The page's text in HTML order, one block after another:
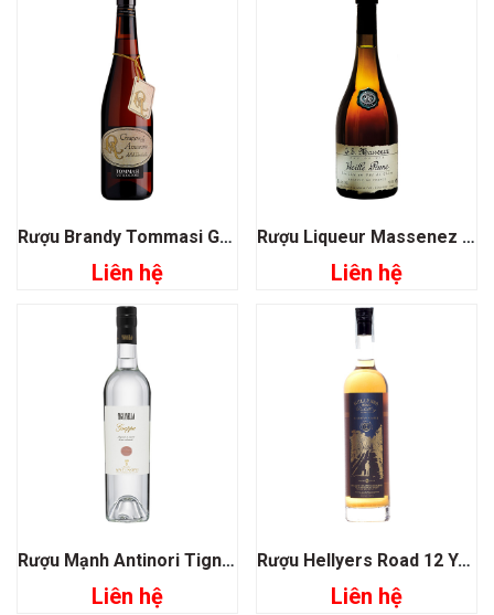
Rượu Brandy Tommasi Grappa Di Amarone
Liên hệ
Rượu Liqueur Massenez Old Vieille Prune Plum
Liên hệ
Rượu Mạnh Antinori Tignanello Grappa
Liên hệ
Rượu Hellyers Road 12 Years Old Slightly Peated
Liên hệ